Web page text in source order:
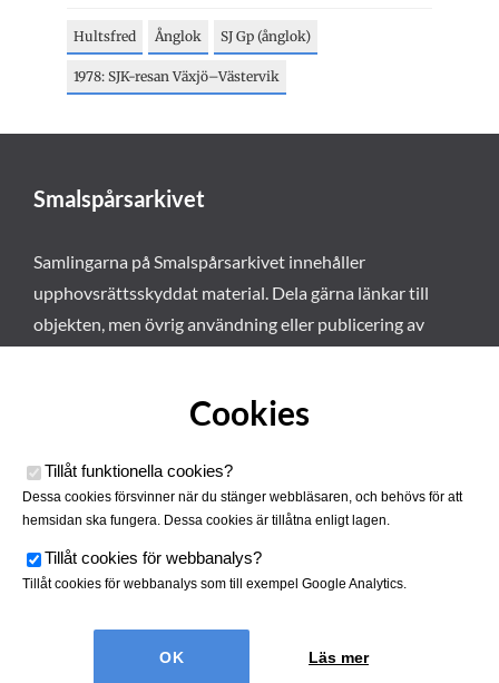
Hultsfred Ånglok SJ Gp (ånglok)
1978: SJK-resan Växjö–Västervik
Smalspårsarkivet
Samlingarna på Smalspårsarkivet innehåller
upphovsrättsskyddat material. Dela gärna länkar till
objekten, men övrig användning eller publicering av
Smalspårsarkivet drivs av
Tjustbygdens Järnvägsförening
Cookies
Tillåt funktionella cookies?
Dessa cookies försvinner när du stänger webbläsaren, och behövs för att
hemsidan ska fungera. Dessa cookies är tillåtna enligt lagen.
Tillåt cookies för webbanalys?
Tillåt cookies för webbanalys som till exempel Google Analytics.
Läs mer